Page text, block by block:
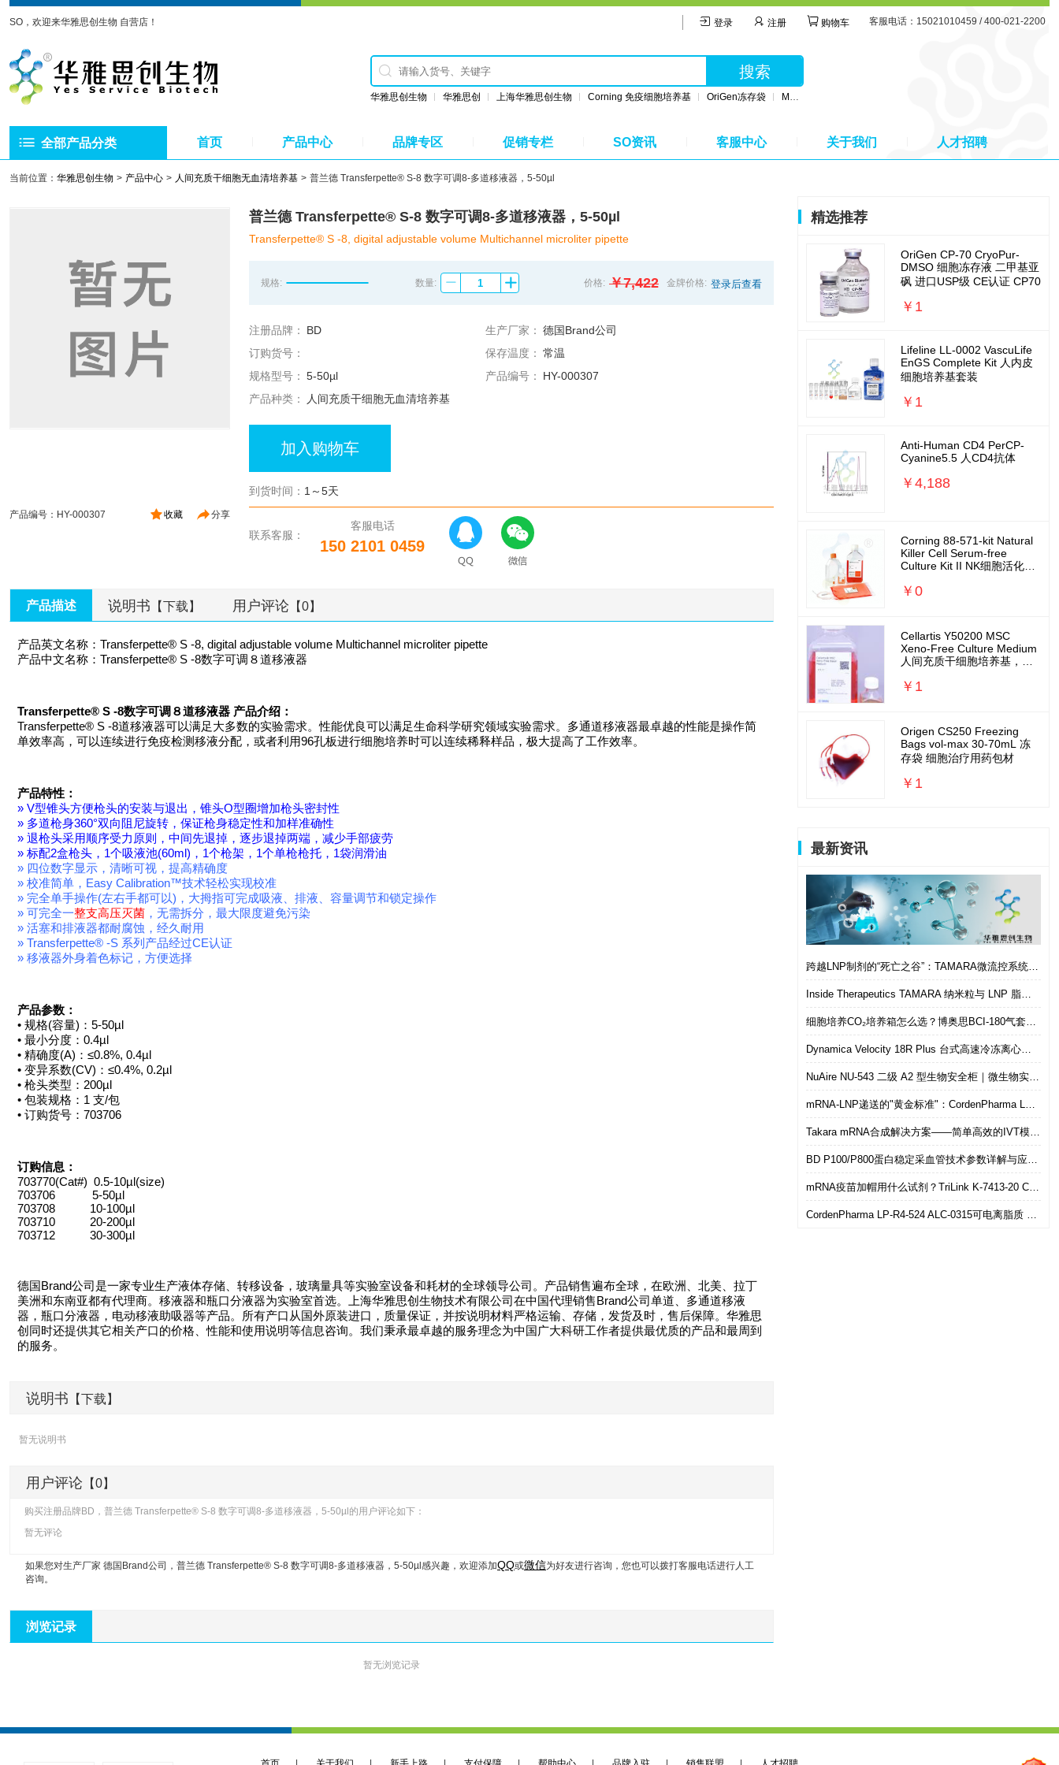
SO，欢迎来华雅思创生物 自营店！ 登录 注册 购物车 客服电话：15021010459 / 400-021-2200
搜索
华雅思创生物 华雅思创 上海华雅思创生物 Corning 免疫细胞培养基 OriGen冻存袋 MSC无血清培养基
全部产品分类 首页 产品中心 品牌专区 促销专栏 SO资讯 客服中心 关于我们 人才招聘
当前位置： 华雅思创生物 产品中心 人间充质干细胞无血清培养基 普兰德 Transferpette® S-8 数字可调8-多道移液器，5-50µl
分享
收藏
产品编号：HY-000307
普兰德 Transferpette® S-8 数字可调8-多道移液器，5-50µl
Transferpette® S -8, digital adjustable volume Multichannel microliter pipette
规格: 数量: 价格: ￥7,422 金牌价格: 登录后查看
注册品牌： BD 生产厂家： 德国Brand公司
订购货号：
保存温度： 常温
规格型号： 5-50µl 产品编号：
HY-000307
产品种类：
人间充质干细胞无血清培养基
加入购物车
到货时间： 1～5天
联系客服：
客服电话
150 2101 0459
产品描述 说明书 【下载】 用户评论 【0】
产品英文名称：Transferpette® S -8, digital adjustable volume Multichannel microliter pipette
产品中文名称：Transferpette® S -8数字可调８道移液器
Transferpette® S -8数字可调８道移液器 产品介绍：
Transferpette® S -8道移液器可以满足大多数的实验需求。性能优良可以满足生命科学研究领域实验需求。多通道移液器最卓越的性能是操作简
单效率高，可以连续进行免疫检测移液分配，或者利用96孔板进行细胞培养时可以连续稀释样品，极大提高了工作效率。
产品特性：
» V型锥头方便枪头的安装与退出，锥头O型圈增加枪头密封性
» 多道枪身360°双向阻尼旋转，保证枪身稳定性和加样准确性
» 退枪头采用顺序受力原则，中间先退掉，逐步退掉两端，减少手部疲劳
» 标配2盒枪头，1个吸液池(60ml)，1个枪架，1个单枪枪托，1袋润滑油
» 四位数字显示，清晰可视，提高精确度
» 校准简单，Easy Calibration™技术轻松实现校准
» 完全单手操作(左右手都可以)，大拇指可完成吸液、排液、容量调节和锁定操作
» 可完全一整支高压灭菌 ，无需拆分，最大限度避免污染
» 活塞和排液器都耐腐蚀，经久耐用
» Transferpette® -S 系列产品经过CE认证
» 移液器外身着色标记，方便选择
产品参数：
• 规格(容量)：5-50µl
• 最小分度：0.4µl
• 精确度(A)：≤0.8%, 0.4µl
• 变异系数(CV)：≤0.4%, 0.2µl
• 枪头类型：200µl
• 包装规格：1 支/包
• 订购货号：703706
订购信息：
703770(Cat#) 0.5-10µl(size)
703706 5-50µl
703708 10-100µl
703710 20-200µl
703712 30-300µl
德国Brand公司是一家专业生产液体存储、转移设备，玻璃量具等实验室设备和耗材的全球领导公司。产品销售遍布全球，在欧洲、北美、拉丁
美洲和东南亚都有代理商。移液器和瓶口分液器为实验室首选。上海华雅思创生物技术有限公司在中国代理销售Brand公司单道、多通道移液
器，瓶口分液器，电动移液助吸器等产品。所有产口从国外原装进口，质量保证，并按说明材料严格运输、存储，发货及时，售后保障。华雅思
创同时还提供其它相关产口的价格、性能和使用说明等信息咨询。我们秉承最卓越的服务理念为中国广大科研工作者提供最优质的产品和最周到
的服务。
说明书 【下载】
暂无说明书
用户评论 【0】
购买注册品牌BD，普兰德 Transferpette® S-8 数字可调8-多道移液器，5-50µl的用户评论如下：
暂无评论
如果您对生产厂家 德国Brand公司， 普兰德 Transferpette® S-8 数字可调8-多道移液器，5-50µl 感兴趣，欢迎添加QQ或微信为好友进行咨询，您也可以拨打客服电话进行人工
咨询。
浏览记录
暂无浏览记录
精选推荐
OriGen CP-70 CryoPur-
DMSO 细胞冻存液 二甲基亚
砜 进口USP级 CE认证 CP70
￥1
Lifeline LL-0002 VascuLife
EnGS Complete Kit 人内皮
细胞培养基套装
￥1
Anti-Human CD4 PerCP-
Cyanine5.5 人CD4抗体
￥4,188
Corning 88-571-kit Natural
Killer Cell Serum-free
Culture Kit II NK细胞活化扩
￥0
Cellartis Y50200 MSC
Xeno-Free Culture Medium
人间充质干细胞培养基，无
￥1
Origen CS250 Freezing
Bags vol-max 30-70mL 冻
存袋 细胞治疗用药包材
￥1
最新资讯
跨越LNP制剂的“死亡之谷”：TAMARA微流控系统如何实现从筛选到体内的无缝衔接
Inside Therapeutics TAMARA 纳米粒与 LNP 脂质纳米粒递送制剂系统 微流控 LNP 制备平台
细胞培养CO₂培养箱怎么选？博奥思BCI-180气套式培养箱 进口替代优选
Dynamica Velocity 18R Plus 台式高速冷冻离心机｜多样本通量生物分离优选设备
NuAire NU-543 二级 A2 型生物安全柜｜微生物实验室安全操作优选设备
mRNA-LNP递送的"黄金标准"：CordenPharma LP-R4-524（ALC-0315）可电离脂质技术解析
Takara mRNA合成解决方案——简单高效的IVT模板制备
BD P100/P800蛋白稳定采血管技术参数详解与应用选型指南
mRNA疫苗加帽用什么试剂？TriLink K-7413-20 CleanCap共转录加帽 华雅思创现货直发
CordenPharma LP-R4-524 ALC-0315可电离脂质 mRNA-LNP递送专用 华雅思创现货供应